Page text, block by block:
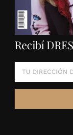
Recibí